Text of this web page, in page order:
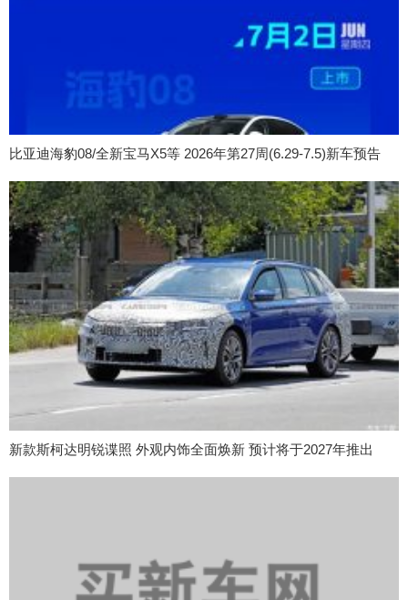
比亚迪海豹08/全新宝马X5等 2026年第27周(6.29-7.5)新车预告
新款斯柯达明锐谍照 外观内饰全面焕新 预计将于2027年推出